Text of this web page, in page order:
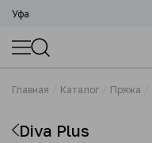
Уфа
Главная Каталог Пряжа
Diva Plus